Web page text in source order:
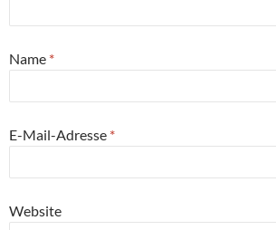
Name *
E-Mail-Adresse *
Website